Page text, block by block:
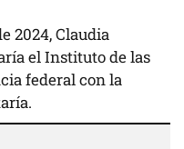
2024, Claudia
el Instituto de las
federal con la